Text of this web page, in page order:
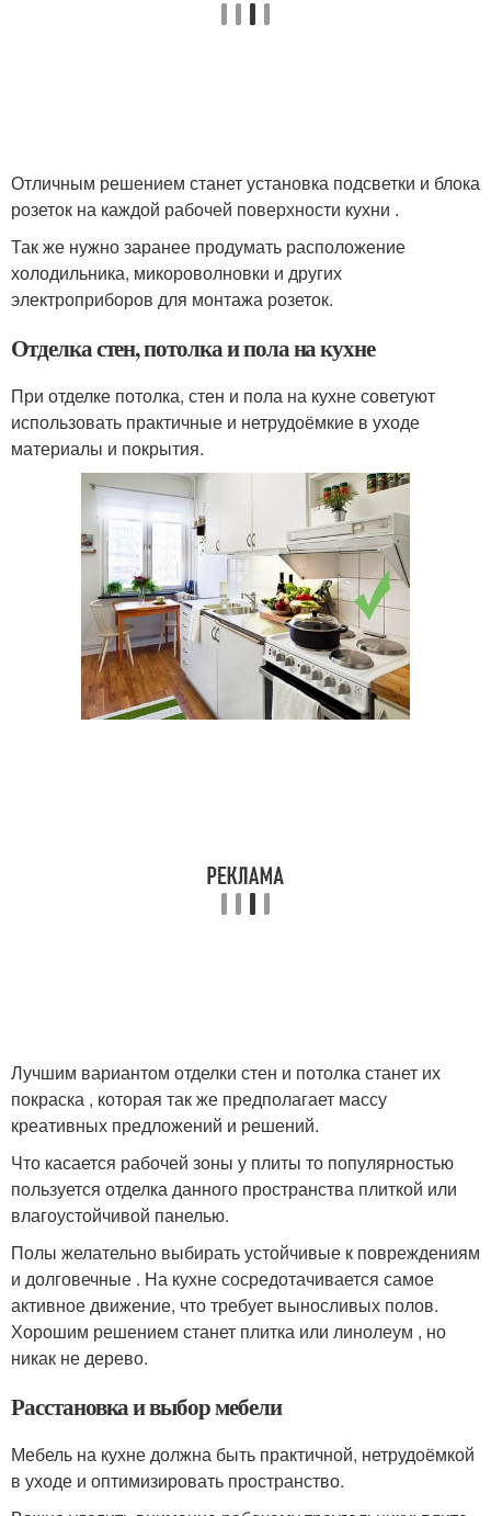
Отличным решением станет установка подсветки и блока
розеток на каждой рабочей поверхности кухни .
Так же нужно заранее продумать расположение
холодильника, микороволновки и других
электроприборов для монтажа розеток.
Отделка стен, потолка и пола на кухне
При отделке потолка, стен и пола на кухне советуют
использовать практичные и нетрудоёмкие в уходе
материалы и покрытия.
Лучшим вариантом отделки стен и потолка станет их
покраска , которая так же предполагает массу
креативных предложений и решений.
Что касается рабочей зоны у плиты то популярностью
пользуется отделка данного пространства плиткой или
влагоустойчивой панелью.
Полы желательно выбирать устойчивые к повреждениям
и долговечные . На кухне сосредотачивается самое
активное движение, что требует выносливых полов.
Хорошим решением станет плитка или линолеум , но
никак не дерево.
Расстановка и выбор мебели
Мебель на кухне должна быть практичной, нетрудоёмкой
в уходе и оптимизировать пространство.